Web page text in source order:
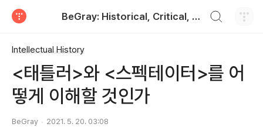
BeGray: Historical, Critical, and Practical
Intellectual History
<태틀러>와 <스펙테이터>를 어
떻게 이해할 것인가
BeGray 2021. 5. 20. 03:08